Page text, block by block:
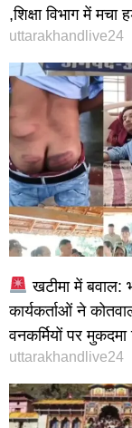
,शिक्षा विभाग में मचा
uttarakhandlive24
खटीमा में बवाल:
कार्यकर्ताओं ने
वनकर्मियों पर मुकदमा
uttarakhandlive24